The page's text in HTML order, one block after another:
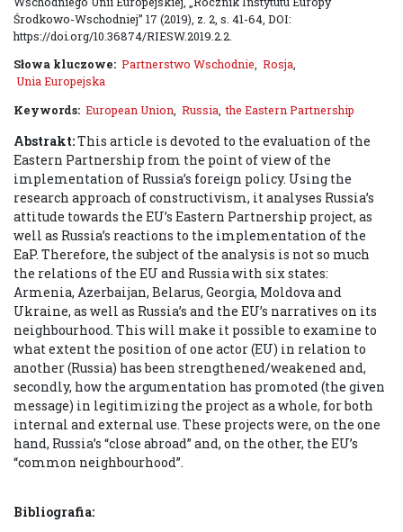
Środkowo-Wschodniej” 17 (2019), z. 2, s. 41-64, DOI:
https://doi.org/10.36874/RIESW.2019.2.2.
Słowa kluczowe: Partnerstwo Wschodnie, Rosja,
Unia Europejska
Keywords: European Union Russia the Eastern Partnership
Abstrakt:This article is devoted to the evaluation of the
Eastern Partnership from the point of view of the
implementation of Russia’s foreign policy. Using the
research approach of constructivism, it analyses Russia’s
attitude towards the EU’s Eastern Partnership project, as
well as Russia’s reactions to the implementation of the
EaP. Therefore, the subject of the analysis is not so much
the relations of the EU and Russia with six states:
Armenia, Azerbaijan, Belarus, Georgia, Moldova and
Ukraine, as well as Russia’s and the EU’s narratives on its
neighbourhood. This will make it possible to examine to
what extent the position of one actor (EU) in relation to
another (Russia) has been strengthened/weakened and,
secondly, how the argumentation has promoted (the given
message) in legitimizing the project as a whole, for both
internal and external use. These projects were, on the one
hand, Russia’s “close abroad” and, on the other, the EU’s
“common neighbourhood”.
Bibliografia: